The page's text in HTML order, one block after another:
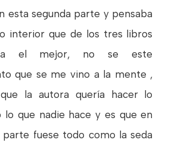
esta segunda parte y pensaba
interior que de los tres libros
el mejor, no se este
que se me vino a la mente ,
la autora quería hacer lo
lo que nadie hace y es que en
parte fuese todo como la seda